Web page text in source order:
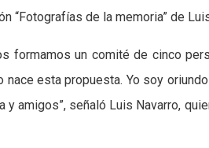
“Fotografías de la memoria” de
formamos un comité de cinco
nace esta propuesta. Yo soy
y amigos”, señaló Luis Navarro,